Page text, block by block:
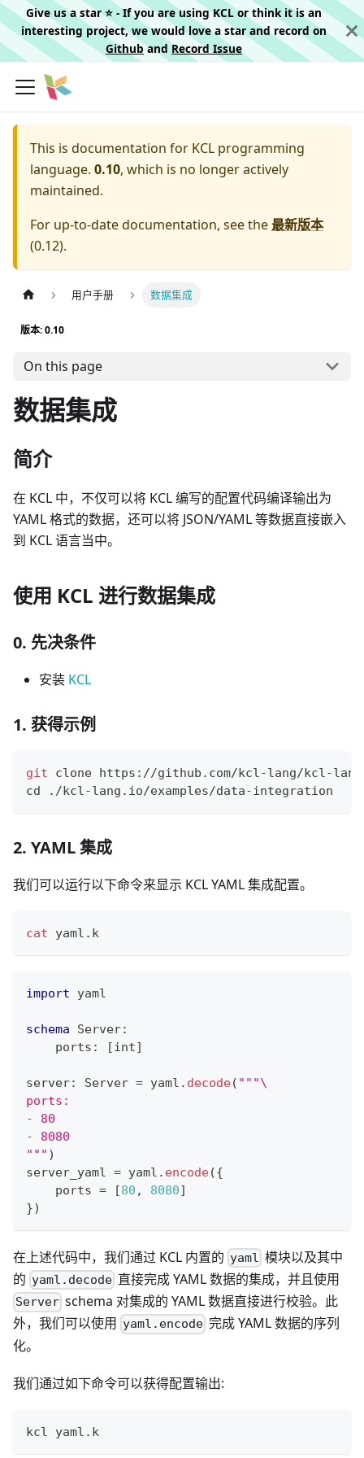
Give us a star ⭐️ - If you are using KCL or think it is an
interesting project, we would love a star and record on
Githuband Record Issue
This is documentation for KCL programming
language. 0.10, which is no longer actively
maintained.
For up-to-date documentation, see the最新版本
(0.12).
用户手册 数据集成
版本: 0.10
On this page
数据集成
简介
在 KCL 中，不仅可以将 KCL 编写的配置代码编译输出为
YAML 格式的数据，还可以将 JSON/YAML 等数据直接嵌入
到 KCL 语言当中。
使用 KCL 进行数据集成
0. 先决条件
安装 KCL
1. 获得示例
git clone https://github.com/kcl-lang/kcl-
cd ./kcl-lang.io/examples/data-integration
2. YAML 集成
我们可以运行以下命令来显示 KCL YAML 集成配置。
cat yaml.k
import yaml
schema Server:
    ports
: [int]
server: Server = yaml . decode( """\
ports:
- 80
- 8080
""" )
server_yaml = yaml . encode({
    ports
= [80 , 8080]
})
在上述代码中，我们通过 KCL 内置的 yaml 模块以及其中
的 yaml.decode 直接完成 YAML 数据的集成，并且使用
Server schema 对集成的 YAML 数据直接进行校验。此
外，我们可以使用 yaml.encode 完成 YAML 数据的序列
化。
我们通过如下命令可以获得配置输出:
kcl yaml.k